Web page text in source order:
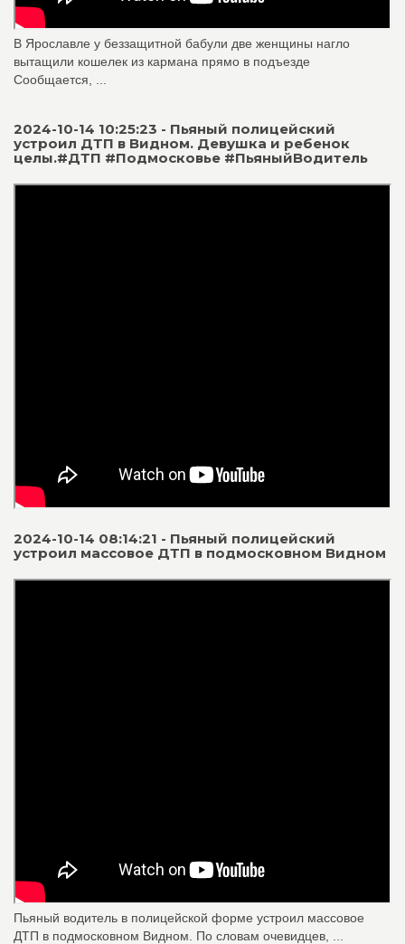
В Ярославле у беззащитной бабули две женщины нагло
вытащили кошелек из кармана прямо в подъезде
Сообщается, ...
2024-10-14 10:25:23 - Пьяный полицейский
устроил ДТП в Видном. Девушка и ребенок
целы.#ДТП #Подмосковье #ПьяныйВодитель
2024-10-14 08:14:21 - Пьяный полицейский
устроил массовое ДТП в подмосковном Видном
Пьяный водитель в полицейской форме устроил массовое
ДТП в подмосковном Видном. По словам очевидцев, ...